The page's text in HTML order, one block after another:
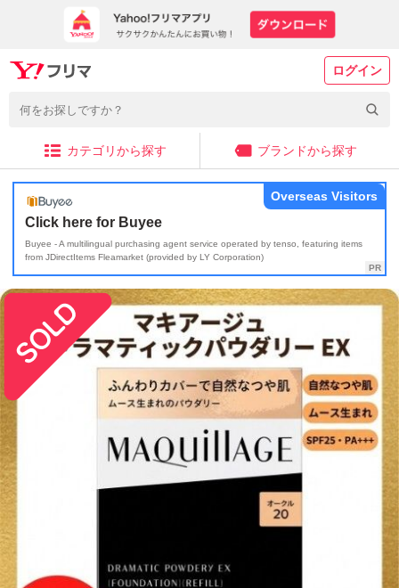
ログイン
カテゴリから探す ブランドから探す
Click here for Buyee
Buyee - A multilingual purchasing agent service operated by tenso, featuring items
from JDirectItems Fleamarket (provided by LY Corporation)
Overseas Visitors